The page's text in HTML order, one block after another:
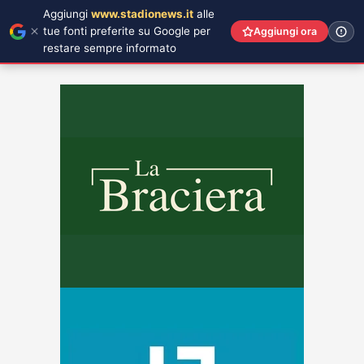
Aggiungi www.stadionews.it alle
tue fonti preferite su Google per
restare sempre informato
Aggiungi ora